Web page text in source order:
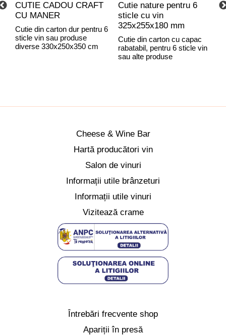
CUTIE CADOU CRAFT
CU MANER
Cutie din carton dur pentru 6
sticle vin sau produse
diverse 330x250x350 cm
Cutie nature pentru 6
sticle cu vin
325x255x180 mm
Cutie din carton cu capac
rabatabil, pentru 6 sticle vin
sau alte produse
Cheese & Wine Bar
Hartă producători vin
Salon de vinuri
Informații utile brânzeturi
Informații utile vinuri
Vizitează crame
Întrebări frecvente shop
Apariții în presă